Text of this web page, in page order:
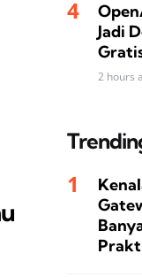
Jadi
2 hours